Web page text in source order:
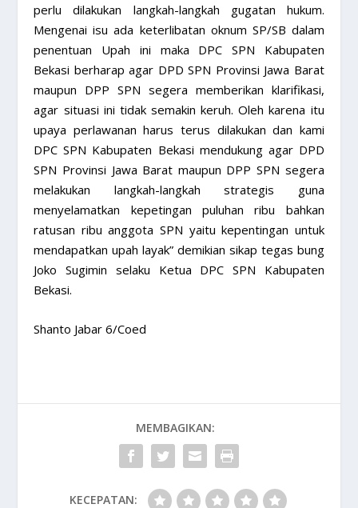
perlu dilakukan langkah-langkah gugatan hukum.
Mengenai isu ada keterlibatan oknum SP/SB dalam
penentuan Upah ini maka DPC SPN Kabupaten
Bekasi berharap agar DPD SPN Provinsi Jawa Barat
maupun DPP SPN segera memberikan klarifikasi,
agar situasi ini tidak semakin keruh. Oleh karena itu
upaya perlawanan harus terus dilakukan dan kami
DPC SPN Kabupaten Bekasi mendukung agar DPD
SPN Provinsi Jawa Barat maupun DPP SPN segera
melakukan langkah-langkah strategis guna
menyelamatkan kepetingan puluhan ribu bahkan
ratusan ribu anggota SPN yaitu kepentingan untuk
mendapatkan upah layak” demikian sikap tegas bung
Joko Sugimin selaku Ketua DPC SPN Kabupaten
Bekasi.
Shanto Jabar 6/Coed
MEMBAGIKAN:
KECEPATAN: